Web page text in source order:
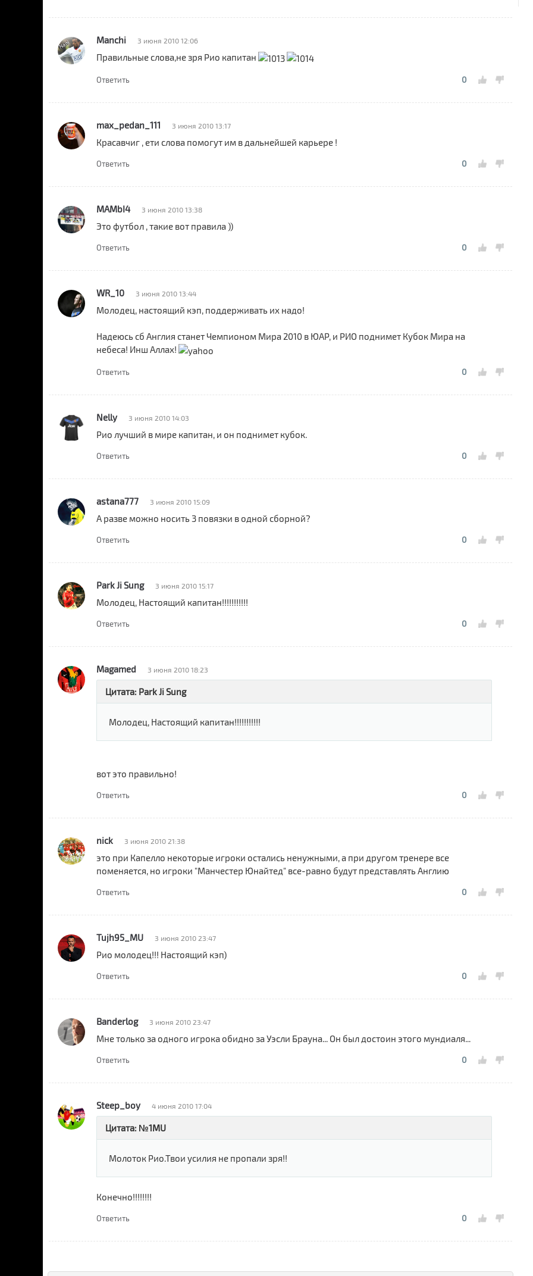
Manchi 3 июня 2010 12:06
Правильные слова,не зря Рио капитан
Ответить 0
max_pedan_111 3 июня 2010 13:17
Красавчиг , ети слова помогут им в дальнейшей карьере !
Ответить 0
MAMbI4 3 июня 2010 13:38
Это футбол , такие вот правила ))
Ответить 0
WR_10 3 июня 2010 13:44
Молодец, настоящий кэп, поддерживать их надо!
Надеюсь сб Англия станет Чемпионом Мира 2010 в ЮАР, и РИО поднимет Кубок Мира на
небеса! Инш Аллах!
Ответить 0
Nelly 3 июня 2010 14:03
Рио лучший в мире капитан, и он поднимет кубок.
Ответить 0
astana777 3 июня 2010 15:09
А разве можно носить 3 повязки в одной сборной?
Ответить 0
Park Ji Sung 3 июня 2010 15:17
Молодец, Настоящий капитан!!!!!!!!!!!
Ответить 0
Magamed 3 июня 2010 18:23
Цитата: Park Ji Sung
Молодец, Настоящий капитан!!!!!!!!!!!
вот это правильно!
Ответить 0
nick 3 июня 2010 21:38
это при Капелло некоторые игроки остались ненужными, а при другом тренере все
поменяется, но игроки "Манчестер Юнайтед" все-равно будут представлять Англию
Ответить 0
Tujh95_MU 3 июня 2010 23:47
Рио молодец!!! Настоящий кэп)
Ответить 0
Banderlog 3 июня 2010 23:47
Мне только за одного игрока обидно за Уэсли Брауна... Он был достоин этого мундиаля...
Ответить 0
Steep_boy 4 июня 2010 17:04
Цитата: №1MU
Молоток Рио.Твои усилия не пропали зря!!
Конечно!!!!!!!!
Ответить 0